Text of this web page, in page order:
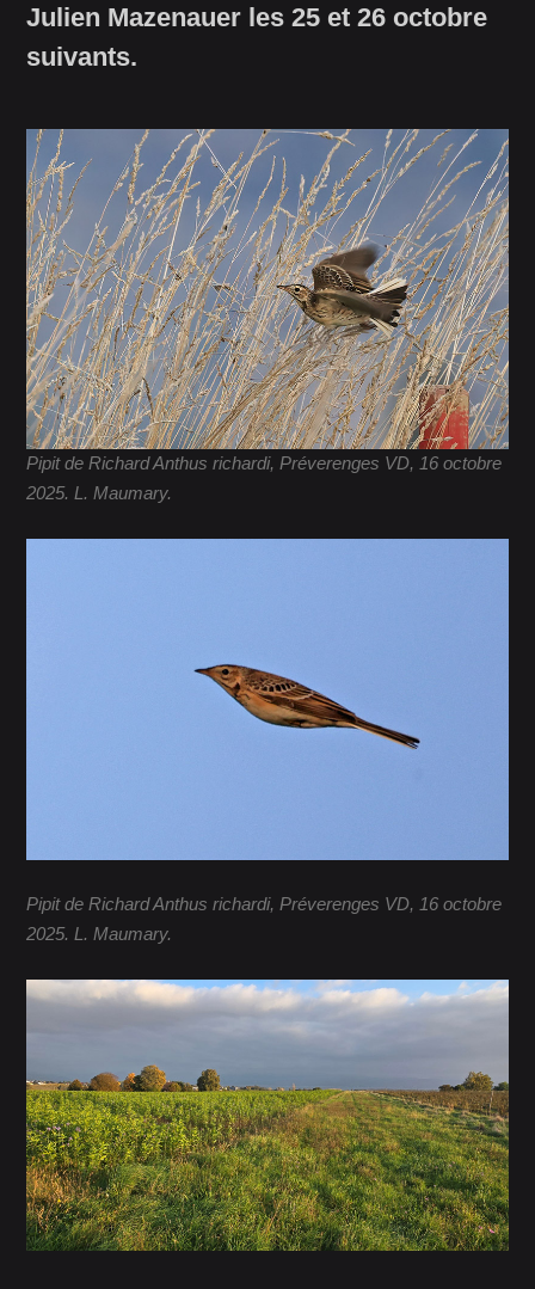
Julien Mazenauer les 25 et 26 octobre
suivants.
Pipit de Richard Anthus richardi, Préverenges VD, 16 octobre
2025. L. Maumary.
Pipit de Richard Anthus richardi, Préverenges VD, 16 octobre
2025. L. Maumary.